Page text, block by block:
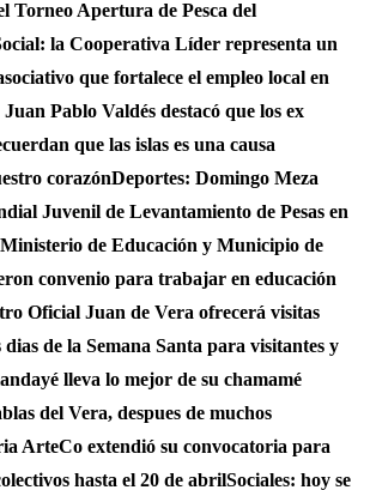
Torneo Apertura de Pesca del
la Cooperativa Líder representa un
que fortalece el empleo local en
Pablo Valdés destacó que los ex
que las islas es una causa
corazónDeportes: Domingo Meza
Juvenil de Levantamiento de Pesas en
de Educación y Municipio de
convenio para trabajar en educación
Oficial Juan de Vera ofrecerá visitas
de la Semana Santa para visitantes y
lleva lo mejor de su chamamé
del Vera, despues de muchos
ArteCo extendió su convocatoria para
hasta el 20 de abrilSociales: hoy se